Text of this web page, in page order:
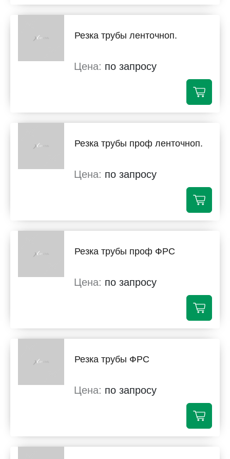
Резка трубы ленточноп.
по запросу
Резка трубы проф ленточноп.
по запросу
Резка трубы проф ФРС
по запросу
Резка трубы ФРС
по запросу